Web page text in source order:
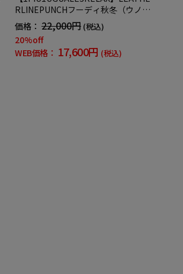
RLINEPUNCHフーディ秋冬（ウノピ
ゥウノウグァーレトレ）
価格： 22,000円 (税込)
20%off
WEB価格： 17,600円 (税込)